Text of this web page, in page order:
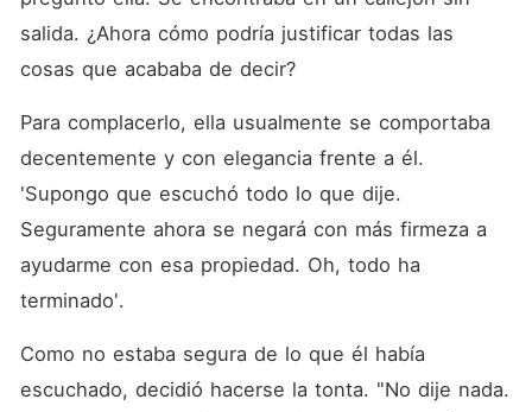
salida. ¿Ahora cómo podría justificar todas las
cosas que acababa de decir?
Para complacerlo, ella usualmente se comportaba
decentemente y con elegancia frente a él.
'Supongo que escuchó todo lo que dije.
Seguramente ahora se negará con más firmeza a
ayudarme con esa propiedad. Oh, todo ha
terminado'.
Como no estaba segura de lo que él había
escuchado, decidió hacerse la tonta. "No dije nada.